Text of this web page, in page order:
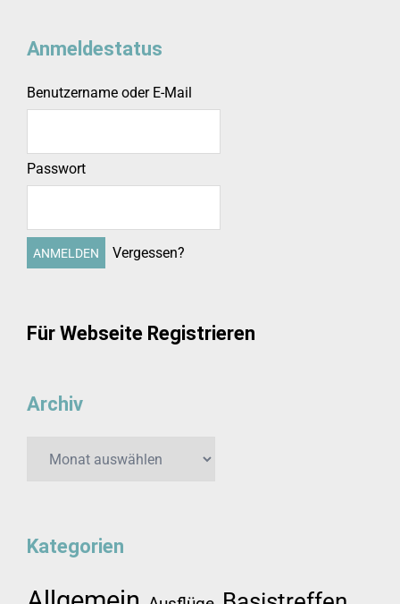
Anmeldestatus
Benutzername oder E-Mail
Passwort
Vergessen?
Für Webseite Registrieren
Archiv
Kategorien